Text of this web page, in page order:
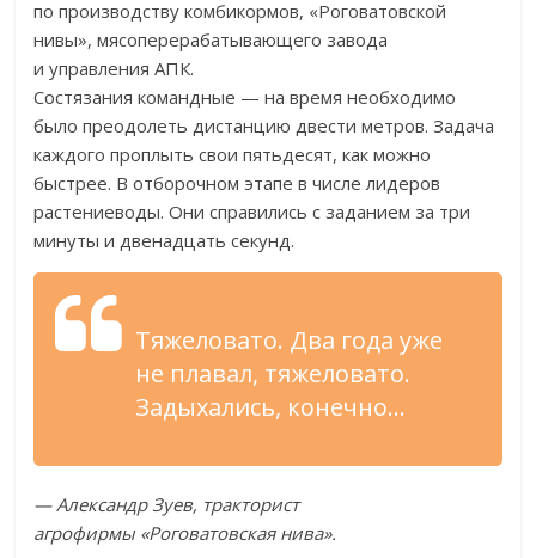
по производству комбикормов, «Роговатовской
нивы», мясоперерабатывающего завода
и управления АПК.
Состязания командные — на время необходимо
было преодолеть дистанцию двести метров. Задача
каждого проплыть свои пятьдесят, как можно
быстрее. В отборочном этапе в числе лидеров
растениеводы. Они справились с заданием за три
минуты и двенадцать секунд.
Тяжеловато. Два года уже
не плавал, тяжеловато.
Задыхались, конечно…
— Александр Зуев, тракторист
агрофирмы «Роговатовская нива».